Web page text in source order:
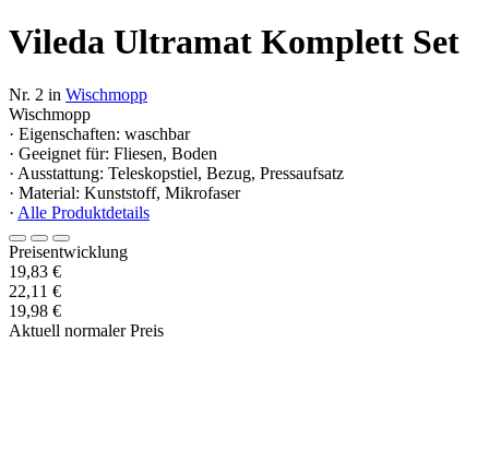
Vileda Ultramat Komplett Set
Nr. 2 in Wischmopp
Wischmopp
· Eigenschaften: waschbar
· Geeignet für: Fliesen, Boden
· Ausstattung: Teleskopstiel, Bezug, Pressaufsatz
· Material: Kunststoff, Mikrofaser
· Alle Produktdetails
Preisentwicklung
19,83 €
22,11 €
19,98 €
Aktuell normaler Preis